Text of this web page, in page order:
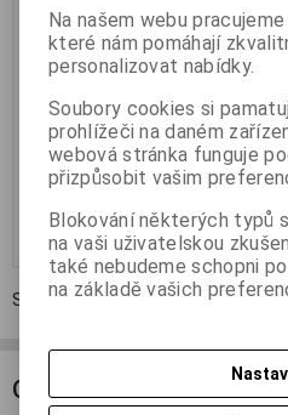
EVOLVEO BoneSwim Lite MP3
8GB bezdrátová
Termín dodání (dny):3
1 290 Kč
Koupit
Strana 1z1Celkem1záznamů
ODBĚR NOVINEK
Na našem webu
které nám pomáhají
personalizovat nabídky.
Soubory cookies si
prohlížeči na daném
webová stránka funguje
přizpůsobit vašim
Blokování některých typů
na vaši uživatelskou
také nebudeme schopni
na základě vašich